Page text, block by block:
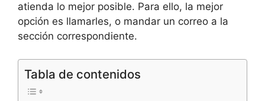
atienda lo mejor posible. Para ello, la mejor
opción es llamarles, o mandar un correo a la
sección correspondiente.
Tabla de contenidos